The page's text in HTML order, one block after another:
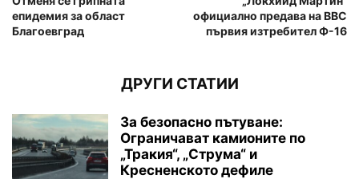
епидемия за област
Благоевград
официално предава на ВВС
първия изтребител Ф-16
ДРУГИ СТАТИИ
За безопасно пътуване:
Ограничават камионите по
„Тракия“, „Струма“ и
Кресненското дефиле